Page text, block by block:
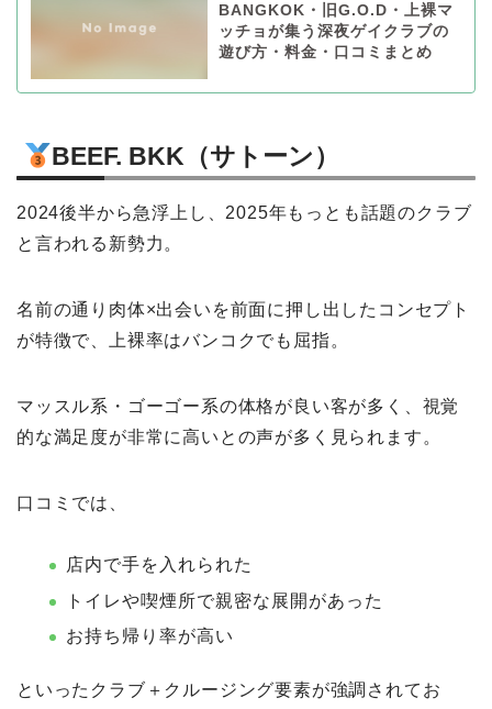
BANGKOK・旧G.O.D・上裸マ
ッチョが集う深夜ゲイクラブの
遊び方・料金・口コミまとめ
BEEF. BKK（サトーン）
2024後半から急浮上し、2025年もっとも話題のクラブ
と言われる新勢力。
名前の通り肉体×出会いを前面に押し出したコンセプト
が特徴で、上裸率はバンコクでも屈指。
マッスル系・ゴーゴー系の体格が良い客が多く、視覚
的な満足度が非常に高いとの声が多く見られます。
口コミでは、
店内で手を入れられた
トイレや喫煙所で親密な展開があった
お持ち帰り率が高い
といったクラブ＋クルージング要素が強調されてお